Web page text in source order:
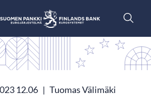
12.06 | Tuomas Välimäki